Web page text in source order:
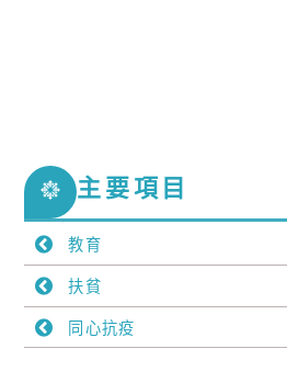
主要項目
教育
扶貧
同心抗疫